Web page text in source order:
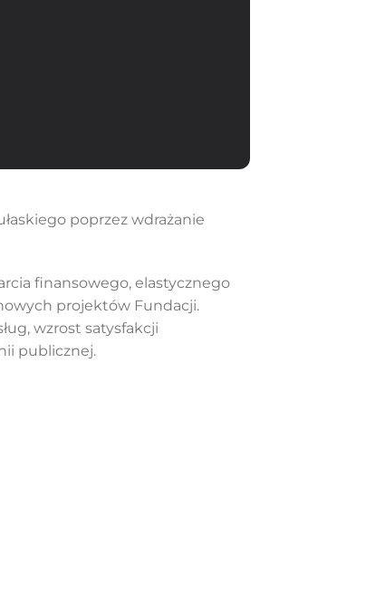
poprzez wdrażanie
finansowego, elastycznego
projektów Fundacji.
wzrost satysfakcji
publicznej.